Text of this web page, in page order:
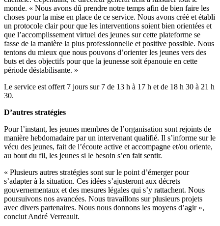
monde. « Nous avons dû prendre notre temps afin de bien faire les
choses pour la mise en place de ce service. Nous avons créé et établi
un protocole clair pour que les interventions soient bien orientées et
que l’accomplissement virtuel des jeunes sur cette plateforme se
fasse de la manière la plus professionnelle et positive possible. Nous
tentons du mieux que nous pouvons d’orienter les jeunes vers des
buts et des objectifs pour que la jeunesse soit épanouie en cette
période déstabilisante. »
Le service est offert 7 jours sur 7 de 13 h à 17 h et de 18 h 30 à 21 h
30.
D’autres stratégies
Pour l’instant, les jeunes membres de l’organisation sont rejoints de
manière hebdomadaire par un intervenant qualifié. Il s’informe sur le
vécu des jeunes, fait de l’écoute active et accompagne et/ou oriente,
au bout du fil, les jeunes si le besoin s’en fait sentir.
« Plusieurs autres stratégies sont sur le point d’émerger pour
s’adapter à la situation. Ces idées s’ajusteront aux décrets
gouvernementaux et des mesures légales qui s’y rattachent. Nous
poursuivons nos avancées. Nous travaillons sur plusieurs projets
avec divers partenaires. Nous nous donnons les moyens d’agir »,
conclut André Verreault.